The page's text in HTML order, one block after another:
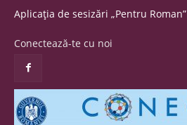
Aplicația de sesizări „Pentru Roman”
Conectează-te cu noi